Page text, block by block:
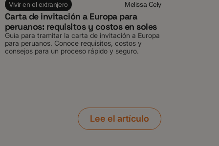
Vivir en el extranjero Melissa Cely
Carta de invitación a Europa para
peruanos: requisitos y costos en soles
Guía para tramitar la carta de invitación a Europa
para peruanos. Conoce requisitos, costos y
consejos para un proceso rápido y seguro.
Lee el artículo